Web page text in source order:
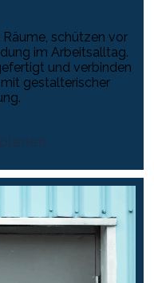
schützen vor
im Arbeitsalltag.
und verbinden
gestalterischer